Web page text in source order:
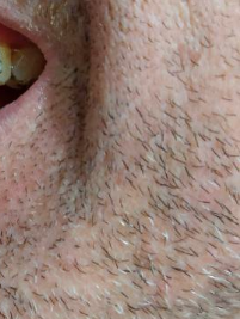
35
(segundo
problemilla)